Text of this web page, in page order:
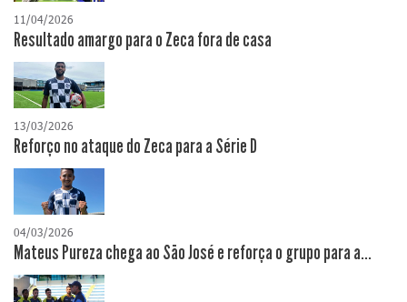
11/04/2026
Resultado amargo para o Zeca fora de casa
13/03/2026
Reforço no ataque do Zeca para a Série D
04/03/2026
Mateus Pureza chega ao São José e reforça o grupo para a...